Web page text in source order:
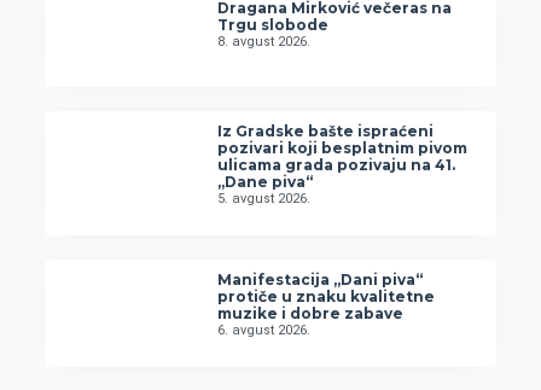
Dragana Mirković večeras na
Trgu slobode
8. avgust 2026.
Iz Gradske bašte ispraćeni
pozivari koji besplatnim pivom
ulicama grada pozivaju na 41.
„Dane piva“
5. avgust 2026.
Manifestacija „Dani piva“
protiče u znaku kvalitetne
muzike i dobre zabave
6. avgust 2026.